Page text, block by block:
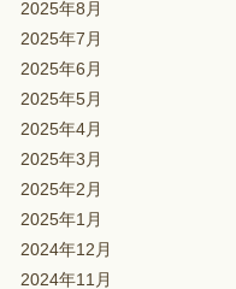
2025年8月
2025年7月
2025年6月
2025年5月
2025年4月
2025年3月
2025年2月
2025年1月
2024年12月
2024年11月